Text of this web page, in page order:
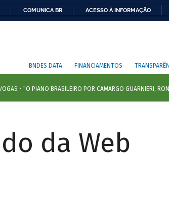
COMUNICA BR ACESSO À INFORMAÇÃO
BNDES DATA FINANCIAMENTOS
da Web